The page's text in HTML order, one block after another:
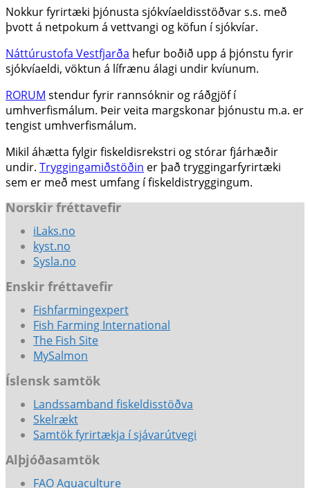
Nokkur fyrirtæki þjónusta sjókvíaeldisstöðvar s.s. með
þvott á netpokum á vettvangi og köfun í sjókvíar.
Náttúrustofa Vestfjarða hefur boðið upp á þjónstu fyrir
sjókvíaeldi, vöktun á lífrænu álagi undir kvíunum.
RORUM stendur fyrir rannsóknir og ráðgjöf í
umhverfismálum. Þeir veita margskonar þjónustu m.a. er
tengist umhverfismálum.
Mikil áhætta fylgir fiskeldisrekstri og stórar fjárhæðir
undir. Tryggingamiðstöðin er það tryggingarfyrirtæki
sem er með mest umfang í fiskeldistryggingum.
Norskir fréttavefir
iLaks.no
kyst.no
Sysla.no
Enskir fréttavefir
Fishfarmingexpert
Fish Farming International
The Fish Site
MySalmon
Íslensk samtök
Landssamband fiskeldisstöðva
Skelrækt
Samtök fyrirtækja í sjávarútvegi
Alþjóðasamtök
FAO Aquaculture